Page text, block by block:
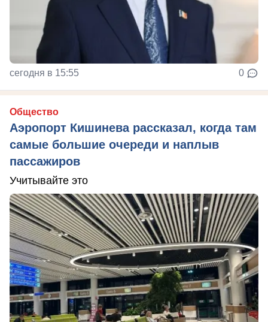
сегодня в 15:55 0
Общество
Аэропорт Кишинева рассказал, когда там
самые большие очереди и наплыв
пассажиров
Учитывайте это